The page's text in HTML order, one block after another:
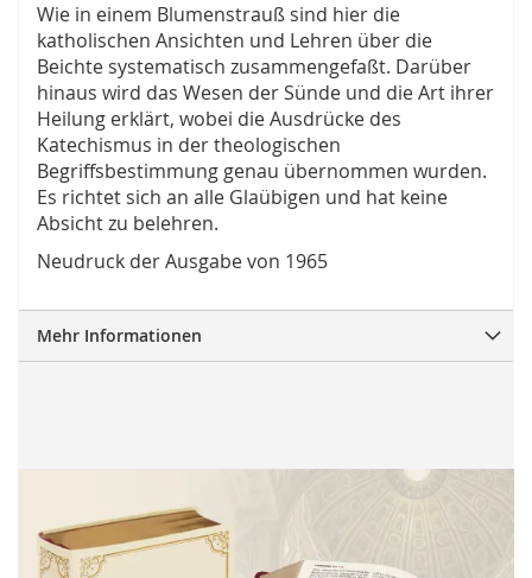
Wie in einem Blumenstrauß sind hier die
katholischen Ansichten und Lehren über die
Beichte systematisch zusammengefaßt. Darüber
hinaus wird das Wesen der Sünde und die Art ihrer
Heilung erklärt, wobei die Ausdrücke des
Katechismus in der theologischen
Begriffsbestimmung genau übernommen wurden.
Es richtet sich an alle Glaübigen und hat keine
Absicht zu belehren.
Neudruck der Ausgabe von 1965
Mehr Informationen